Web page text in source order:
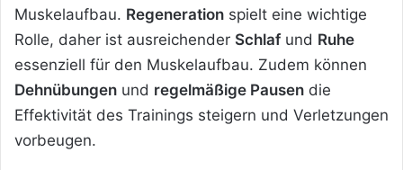
Muskelaufbau. Regeneration spielt eine wichtige
Rolle, daher ist ausreichender Schlafund Ruhe
essenziell für den Muskelaufbau. Zudem können
Dehnübungen und regelmäßige Pausen die
Effektivität des Trainings steigern und Verletzungen
vorbeugen.